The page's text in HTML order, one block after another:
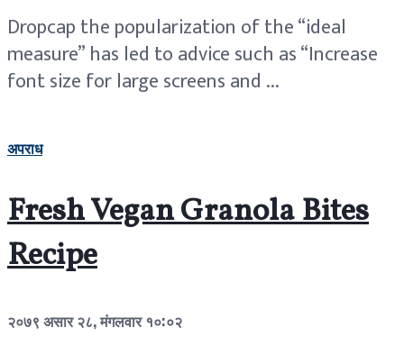
Dropcap the popularization of the “ideal
measure” has led to advice such as “Increase
font size for large screens and ...
अपराध
Fresh Vegan Granola Bites
Recipe
२०७९ असार २८, मंगलवार १०:०२